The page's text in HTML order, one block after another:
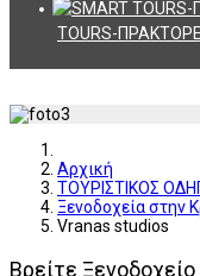
TOURS-
Αρχική
ΤΟΥΡΙΣΤΙΚΟΣ
Ξενοδοχεία στην
Vranas studios
Βρείτε Ξενοδοχείο